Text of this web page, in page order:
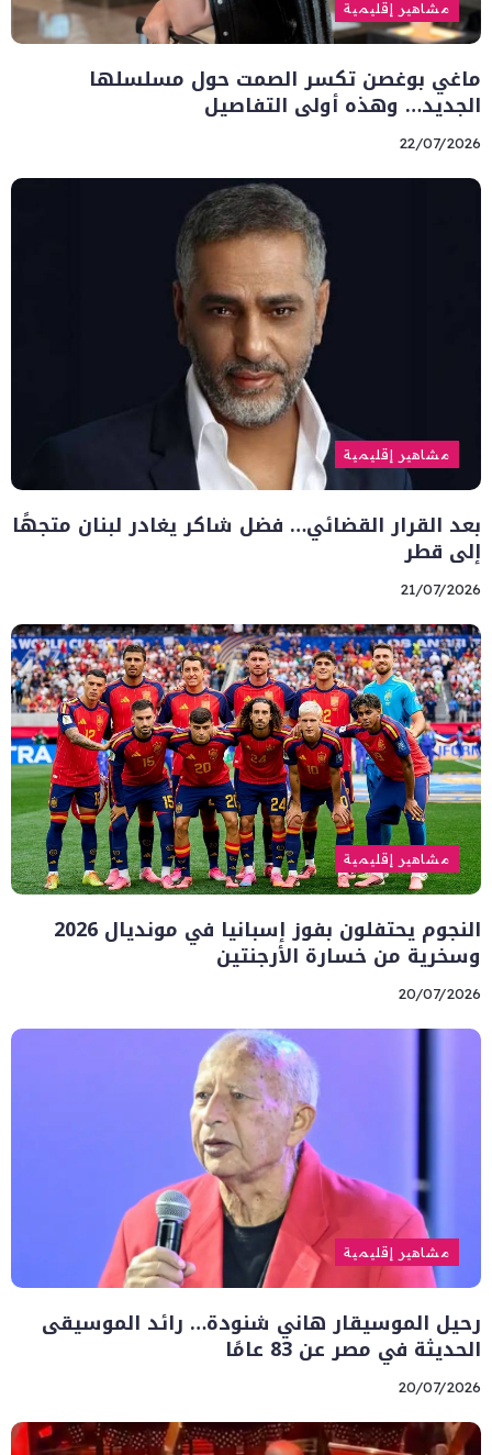
مشاهير إقليمية
ماغي بوغصن تكسر الصمت حول مسلسلها
الجديد… وهذه أولى التفاصيل
22/07/2026
مشاهير إقليمية
بعد القرار القضائي… فضل شاكر يغادر لبنان متجهًا
إلى قطر
21/07/2026
مشاهير إقليمية
النجوم يحتفلون بفوز إسبانيا في مونديال 2026
وسخرية من خسارة الأرجنتين
20/07/2026
مشاهير إقليمية
رحيل الموسيقار هاني شنودة… رائد الموسيقى
الحديثة في مصر عن 83 عامًا
20/07/2026